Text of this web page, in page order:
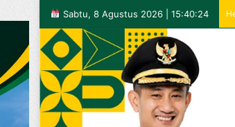
Sabtu, 8 Agustus 2026 | 15:40:24